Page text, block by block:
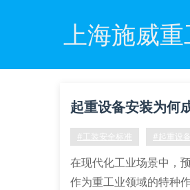
上海施威
起重设备安装为何
#工装安全标准 #起重设
在现代化工业场景中，
作为重工业领域的特种